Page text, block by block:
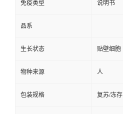
免疫类型 说明书
品系
生长状态 贴壁细胞
物种来源 人
包装规格 复苏/冻存